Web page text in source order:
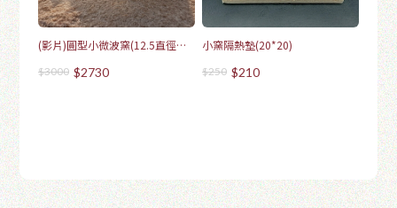
(影片)圓型小微波窯(12.5直徑
$3000 $2730
小窯隔熱墊(20*20)
$250 $210